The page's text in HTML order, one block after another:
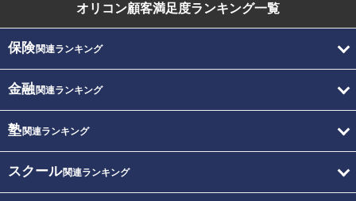
オリコン顧客満足度ランキング一覧
保険関連ランキング
金融関連ランキング
塾関連ランキング
スクール関連ランキング